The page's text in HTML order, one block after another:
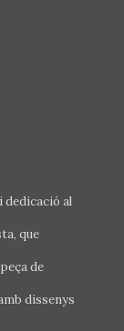
dedicació al
que
de
dissenys